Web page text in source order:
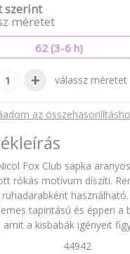
szerint
méretet
62 (3-6 h)
+ válassz méretet
az
Fox Club sapka
rókás motívum díszíti.
tapintású és éppen a
amit a kisbabák igényeit
44942